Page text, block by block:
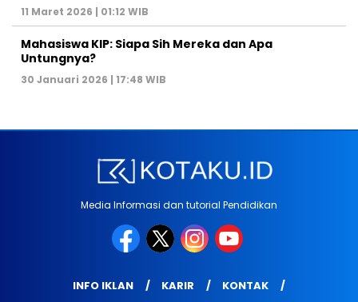
11 Maret 2026 | 01:12 WIB
Mahasiswa KIP: Siapa Sih Mereka dan Apa
Untungnya?
30 Januari 2026 | 17:48 WIB
Media Informasi dan tutorial Pendidikan
INFO IKLAN KARIR
KONTAK